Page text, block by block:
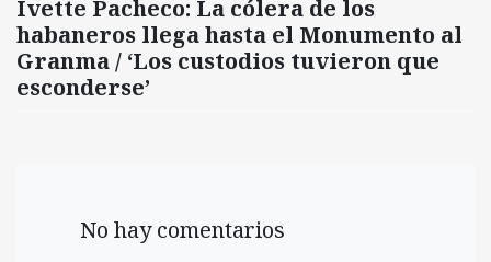
Ivette Pacheco: La cólera de los
habaneros llega hasta el Monumento al
Granma / ‘Los custodios tuvieron que
esconderse’
No hay comentarios